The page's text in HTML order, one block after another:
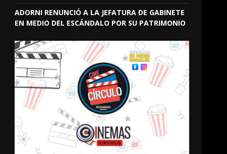
ADORNI RENUNCIÓ A LA JEFATURA DE GABINETE
EN MEDIO DEL ESCÁNDALO POR SU PATRIMONIO